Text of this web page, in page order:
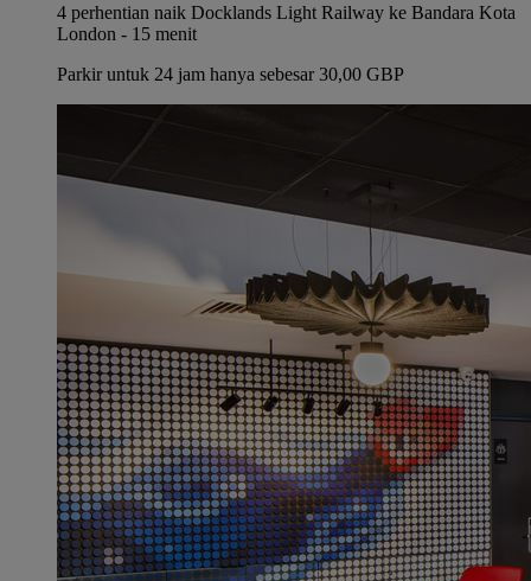
4 perhentian naik Docklands Light Railway ke Bandara Kota
London - 15 menit
Parkir untuk 24 jam hanya sebesar 30,00 GBP